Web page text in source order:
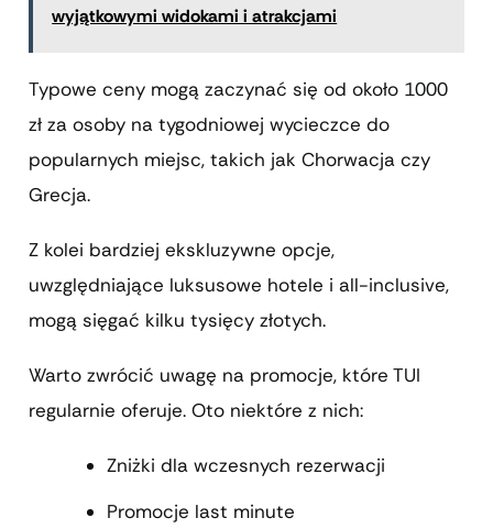
wyjątkowymi widokami i atrakcjami
Typowe ceny mogą zaczynać się od około 1000
zł za osoby na tygodniowej wycieczce do
popularnych miejsc, takich jak Chorwacja czy
Grecja.
Z kolei bardziej ekskluzywne opcje,
uwzględniające luksusowe hotele i all-inclusive,
mogą sięgać kilku tysięcy złotych.
Warto zwrócić uwagę na promocje, które TUI
regularnie oferuje. Oto niektóre z nich:
Zniżki dla wczesnych rezerwacji
Promocje last minute